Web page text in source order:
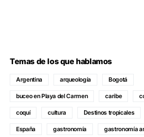
Temas de los que hablamos
Argentina arqueología Bogotá
buceo en Playa del Carmen caribe
coquí cultura Destinos tropicales
España gastronomía gastronomía